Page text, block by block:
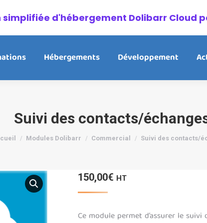
Hébergements Développement
Suivi des contacts/
êtes ici :Modules Dolibarr Commercial Suivi des contacts/
150,00€ HT
Ce module permet d’assurer le
simplifiée d'hébergement Dolibarr Cloud